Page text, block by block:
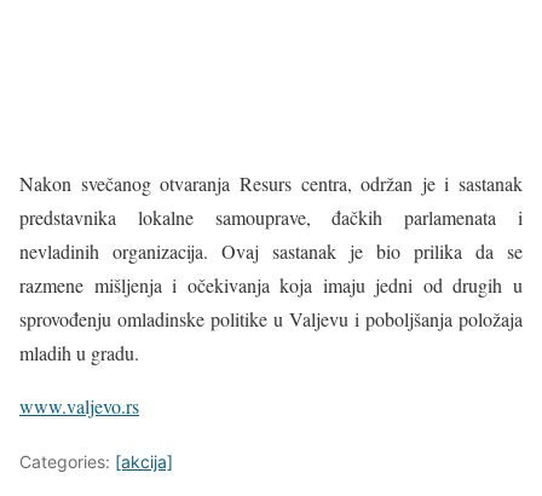
Nakon svečanog otvaranja Resurs centra, održan je i sastanak
predstavnika lokalne samouprave, đačkih parlamenata i
nevladinih organizacija. Ovaj sastanak je bio prilika da se
razmene mišljenja i očekivanja koja imaju jedni od drugih u
sprovođenju omladinske politike u Valjevu i poboljšanja položaja
mladih u gradu.
www.valjevo.rs
Categories: [akcija]